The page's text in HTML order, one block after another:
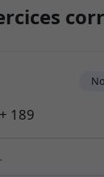
189